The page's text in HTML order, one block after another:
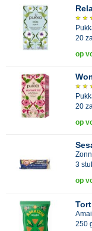
20
op
20
op
3
op
250